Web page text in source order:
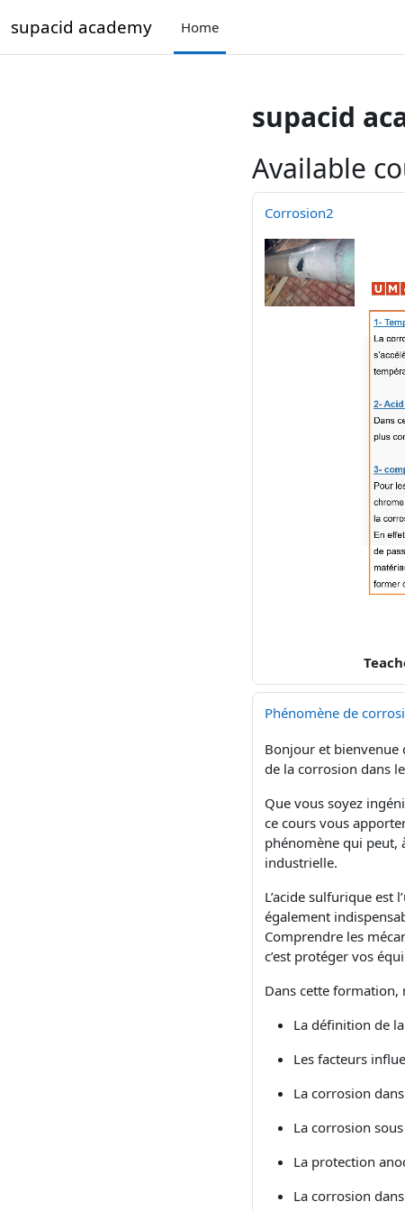
supacid academy Home
supacid
Available
Corrosion2
Phénomène de
Bonjour et bienvenue
de la corrosion dans
Que vous soyez
ce cours vous
phénomène qui peut,
industrielle.
L’acide sulfurique est
également
Comprendre les
c’est protéger vos
Dans cette formation,
La définition de
Les facteurs
La corrosion
La corrosion
La protection
La corrosion